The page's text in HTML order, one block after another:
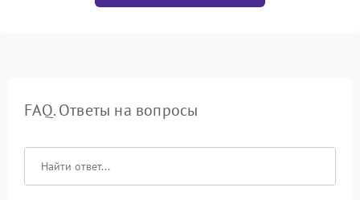
FAQ. Ответы на вопросы